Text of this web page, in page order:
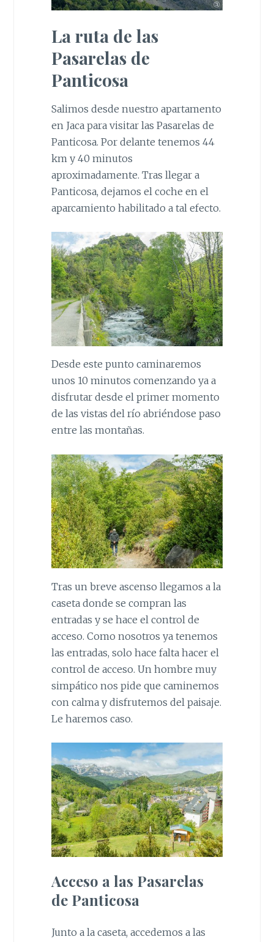
La ruta de las
Pasarelas de
Panticosa
Salimos desde nuestro apartamento
en Jaca para visitar las Pasarelas de
Panticosa. Por delante tenemos 44
km y 40 minutos
aproximadamente. Tras llegar a
Panticosa, dejamos el coche en el
aparcamiento habilitado a tal efecto.
Desde este punto caminaremos
unos 10 minutos comenzando ya a
disfrutar desde el primer momento
de las vistas del río abriéndose paso
entre las montañas.
Tras un breve ascenso llegamos a la
caseta donde se compran las
entradas y se hace el control de
acceso. Como nosotros ya tenemos
las entradas, solo hace falta hacer el
control de acceso. Un hombre muy
simpático nos pide que caminemos
con calma y disfrutemos del paisaje.
Le haremos caso.
Acceso a las Pasarelas
de Panticosa
Junto a la caseta, accedemos a las